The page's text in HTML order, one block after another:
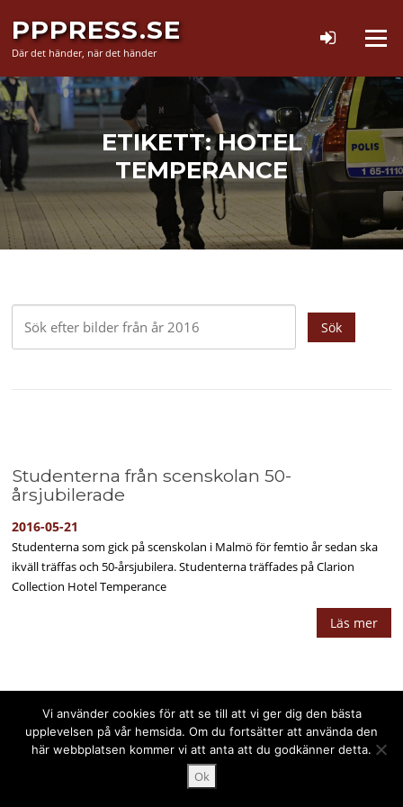
innehåll
PPPRESS.SE
Där det händer, när det händer
Meny
ETIKETT:HOTEL
TEMPERANCE
Sök
Studenterna från scenskolan 50-
årsjubilerade
2016-05-21
Studenterna som gick på scenskolan i Malmö för femtio år sedan ska
ikväll träffas och 50-årsjubilera. Studenterna träffades på Clarion
Collection Hotel Temperance
Läs mer
Upphovsrätt © 2025 PPPress.se. Alla rättigheter förbehålls.
Vi använder cookies för att se till att vi ger dig den bästa
upplevelsen på vår hemsida. Om du fortsätter att använda den
här webbplatsen kommer vi att anta att du godkänner detta.
Ok